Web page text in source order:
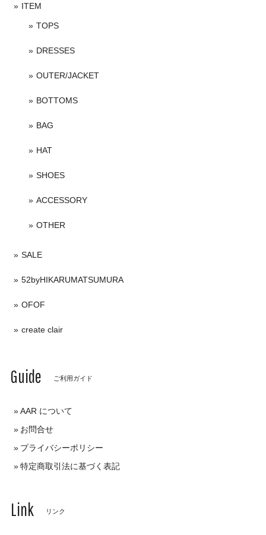
ITEM
TOPS
DRESSES
OUTER/JACKET
BOTTOMS
BAG
HAT
SHOES
ACCESSORY
OTHER
SALE
52byHIKARUMATSUMURA
OFOF
create clair
Guide ご利用ガイド
AAR について
お問合せ
プライバシーポリシー
特定商取引法に基づく表記
Link リンク